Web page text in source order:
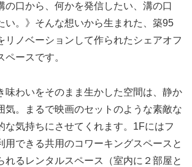
の口から、何かを発信したい、溝の口
い。》そんな想いから生まれた、築95
リノベーションして作られたシェアオフ
ペースです。
味わいをそのまま生かした空間は、静か
気。まるで映画のセットのような素敵な
な気持ちにさせてくれます。1Fにはフ
用できる共用のコワーキングスペースと
れるレンタルスペース（室内に２部屋と